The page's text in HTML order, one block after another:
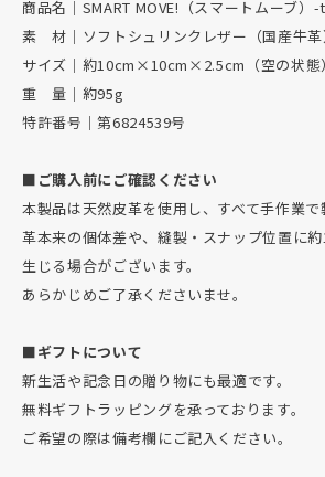
商品名｜SMART MOVE!（スマートムーブ）
素 材｜ソフトシュリンクレザー（国産牛革
サイズ｜約10cm×10cm×2.5cm（空の状態）
重 量｜約95g
特許番号｜第6824539号
■ご購入前にご確認ください
本製品は天然皮革を使用し、すべて手作業で
革本来の個体差や、縫製・スナップ位置に
生じる場合がございます。
あらかじめご了承くださいませ。
■ギフトについて
新生活や記念日の贈り物にも最適です。
無料ギフトラッピングを承っております。
ご希望の際は備考欄にご記入ください。